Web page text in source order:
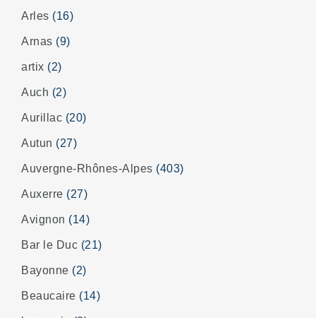
Arles (16)
Arnas (9)
artix (2)
Auch (2)
Aurillac (20)
Autun (27)
Auvergne-Rhônes-Alpes (403)
Auxerre (27)
Avignon (14)
Bar le Duc (21)
Bayonne (2)
Beaucaire (14)